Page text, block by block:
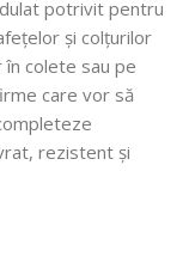
potrivit pentru
și colțurilor
colete sau pe
care vor să
rezistent și